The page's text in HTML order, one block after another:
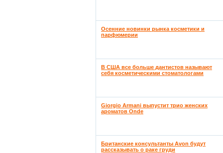
Осенние новинки рынка косметики и
парфюмерии
В США все больше дантистов называют
себя косметическими стоматологами
Giorgio Armani выпустит трио женских
ароматов Onde
Британские консультанты Avon будут
рассказывать о раке груди